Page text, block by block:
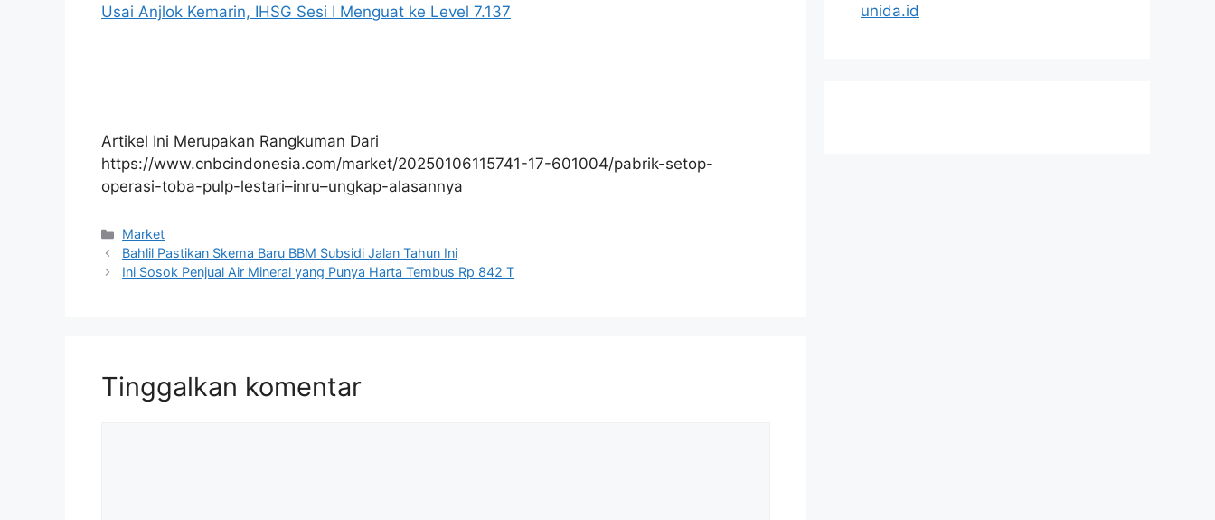
Usai Anjlok Kemarin, IHSG Sesi I Menguat ke Level 7.137
Artikel Ini Merupakan Rangkuman Dari
https://www.cnbcindonesia.com/market/20250106115741-17-601004/pabrik-setop-
operasi-toba-pulp-lestari–inru–ungkap-alasannya
Kategori
Market
Bahlil Pastikan Skema Baru BBM Subsidi Jalan Tahun Ini
Ini Sosok Penjual Air Mineral yang Punya Harta Tembus Rp 842 T
Tinggalkan komentar
unida.id